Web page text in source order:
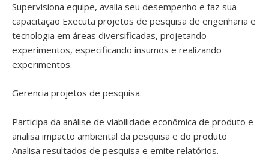
Supervisiona equipe, avalia seu desempenho e faz sua
capacitação Executa projetos de pesquisa de engenharia e
tecnologia em áreas diversificadas, projetando
experimentos, especificando insumos e realizando
experimentos.
Gerencia projetos de pesquisa.
Participa da análise de viabilidade econômica de produto e
analisa impacto ambiental da pesquisa e do produto
Analisa resultados de pesquisa e emite relatórios.